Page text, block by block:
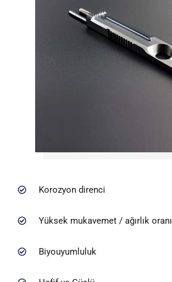
Korozyon direnci
Yüksek mukavemet / ağırlık oranı
Biyouyumluluk